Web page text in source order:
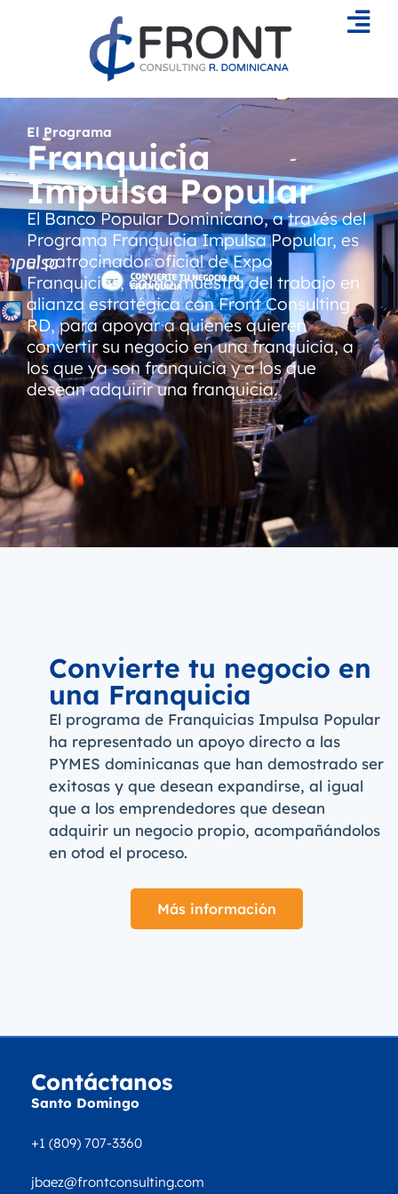
El Programa
Franquicia
Impulsa Popular
El Banco Popular Dominicano, a través del
Programa Franquicia Impulsa Popular, es
el patrocinador oficial de Expo
Franquicias, como muestra del trabajo en
alianza estratégica con Front Consulting
RD, para apoyar a quienes quieren
convertir su negocio en una franquicia, a
los que ya son franquicia y a los que
desean adquirir una franquicia.
Convierte tu negocio en
una Franquicia
El programa de Franquicias Impulsa Popular
ha representado un apoyo directo a las
PYMES dominicanas que han demostrado ser
exitosas y que desean expandirse, al igual
que a los emprendedores que desean
adquirir un negocio propio, acompañándolos
en otod el proceso.
Más información
Contáctanos
Santo Domingo
+1 (809) 707-3360
jbaez@frontconsulting.com